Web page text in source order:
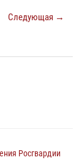
Следующая →
Росгвардии